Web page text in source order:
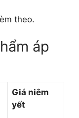
theo.
áp
Giá niêm
yết